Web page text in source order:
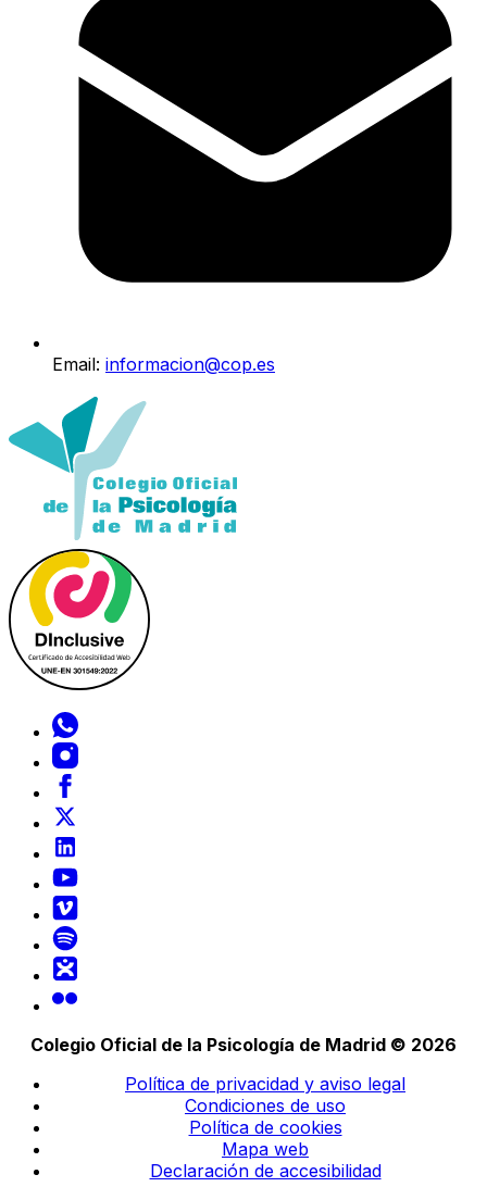
Email: informacion@cop.es
Colegio Oficial de la Psicología de Madrid © 2026
Política de privacidad y aviso legal
Condiciones de uso
Política de cookies
Mapa web
Declaración de accesibilidad